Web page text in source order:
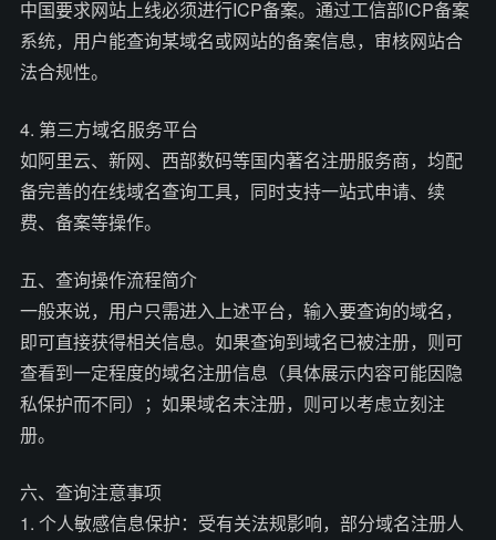
中国要求网站上线必须进行ICP备案。通过工信部ICP备案
系统，用户能查询某域名或网站的备案信息，审核网站合
法合规性。
4. 第三方域名服务平台
如阿里云、新网、西部数码等国内著名注册服务商，均配
备完善的在线域名查询工具，同时支持一站式申请、续
费、备案等操作。
五、查询操作流程简介
一般来说，用户只需进入上述平台，输入要查询的域名，
即可直接获得相关信息。如果查询到域名已被注册，则可
查看到一定程度的域名注册信息（具体展示内容可能因隐
私保护而不同）；如果域名未注册，则可以考虑立刻注
册。
六、查询注意事项
1. 个人敏感信息保护：受有关法规影响，部分域名注册人